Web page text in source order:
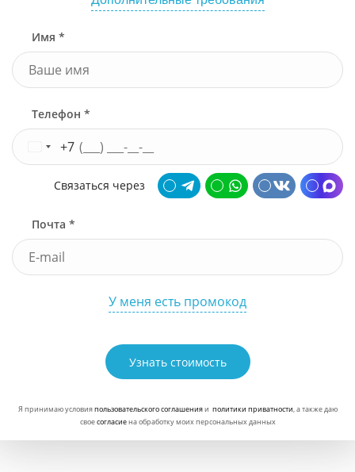
Имя *
Телефон *
+7
Связаться через
Почта *
У меня есть промокод
Узнать стоимость
Я принимаю условияпользовательского соглашенияи политики приватности, а также даю
своесогласиена обработку моих персональных данных